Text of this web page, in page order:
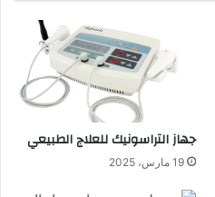
جهاز التراسونيك للعلاج الطبيعي
19 مارس، 2025